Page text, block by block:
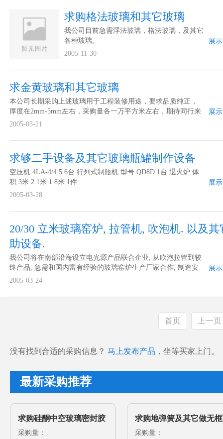
求购格法玻璃和其它玻璃
我公司目前急需浮法玻璃，格法玻璃，及其它
各种玻璃。
展
2005-11-30
求金黄玻璃和其它玻璃
本公司长期采购上述玻璃用于工程装修用途，要求品质纯正，
厚度在2mm-5mm左右，采购量各一万平方米左右，期待同行来
电联系！ 价格要求 市场价 采购数量 各10000平方 包装要求 完
展
2005-05-21
求够二手设备及其它玻璃瓶罐制作设备
空压机 4LA-4/4.5 6台 行列式制瓶机 型号 QD8D 1台 退火炉 体
积 3米 2.1米 1.8米 1件
展
2005-03-28
20/30 立米玻璃窑炉, 拉管机, 吹泡机. 以及其
助设备.
我公司将在南部沿海设立电光源产品联合企业, 从吹泡拉管到较
终产品, 急需和国内富有经验的玻璃窑炉生产厂家合作, 制造安
装20立米左右的窑炉, 配套拉管机, 吹泡机. 以及其它辅助设备.
展
2005-03-24
首页 上一页
没有找到合适的采购信息？ 马上发布产品 ，坐等买家上门。
最新采购推荐
求购硅酮中空玻璃密封胶
及其它玻璃密封胶
采购量：
求购地弹簧及其它做无框
门的配件
采购量：